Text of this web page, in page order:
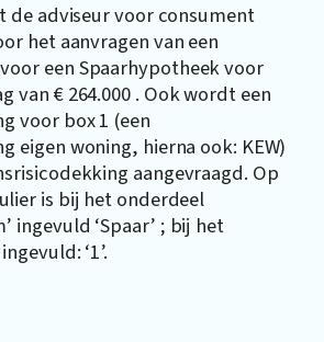
de adviseur voor consument
het aanvragen van een
een Spaarhypotheek voor
van € 264.000 . Ook wordt een
voor box 1 (een
eigen woning, hierna ook: KEW)
aangevraagd. Op
is bij het onderdeel
ingevuld ‘Spaar’ ; bij het
‘1’.